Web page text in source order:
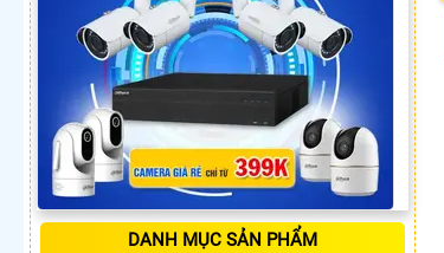
DANH MỤC SẢN PHẨM